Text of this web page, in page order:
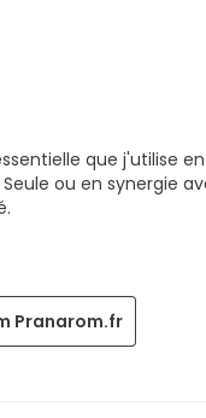
que j'utilise
ou en synergie
Pranarom.fr